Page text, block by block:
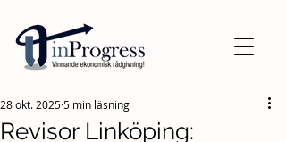
Revisor Linköping:
28 okt. 20255 min läsning